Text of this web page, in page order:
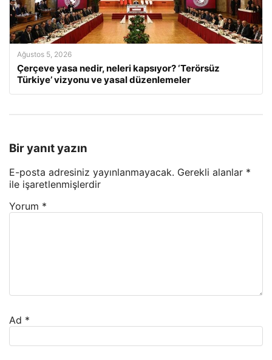
Ağustos 5, 2026
Çerçeve yasa nedir, neleri kapsıyor? ‘Terörsüz
Türkiye’ vizyonu ve yasal düzenlemeler
Bir yanıt yazın
E-posta adresiniz yayınlanmayacak. Gerekli alanlar *
ile işaretlenmişlerdir
Yorum *
Ad *